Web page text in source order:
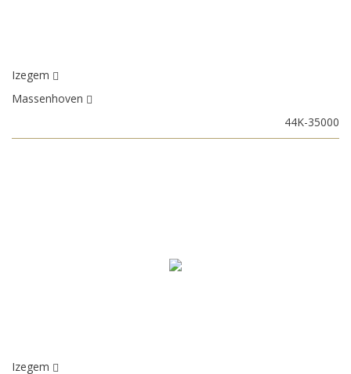
Izegem
Massenhoven
44K-35000
Izegem